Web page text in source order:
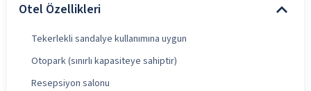
Otel Özellikleri
Tekerlekli sandalye kullanımına uygun
Otopark (sınırlı kapasiteye sahiptir)
Resepsiyon salonu